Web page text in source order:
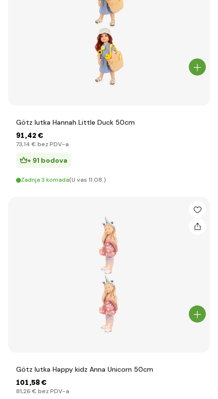
Götz lutka Hannah Little Duck 50cm
91,42 €
73,14 € bez PDV-a
+ 91 bodova
Zadnja 3 komada(U vas 11.08.)
Götz lutka Happy kidz Anna Unicorn 50cm
101,58 €
81,26 € bez PDV-a